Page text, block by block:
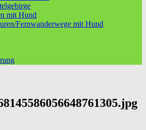
mit Hund
Fernwanderwege mit Hund